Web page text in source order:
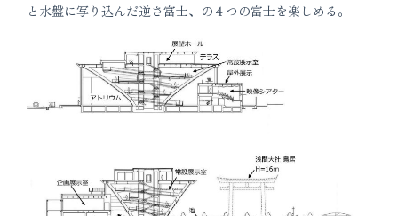
と水盤に写り込んだ逆さ富士、の４つの富士を楽しめる。